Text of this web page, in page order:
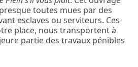
toutes mues par des
esclaves ou serviteurs. Ces
place, nous transportent à
partie des travaux pénibles